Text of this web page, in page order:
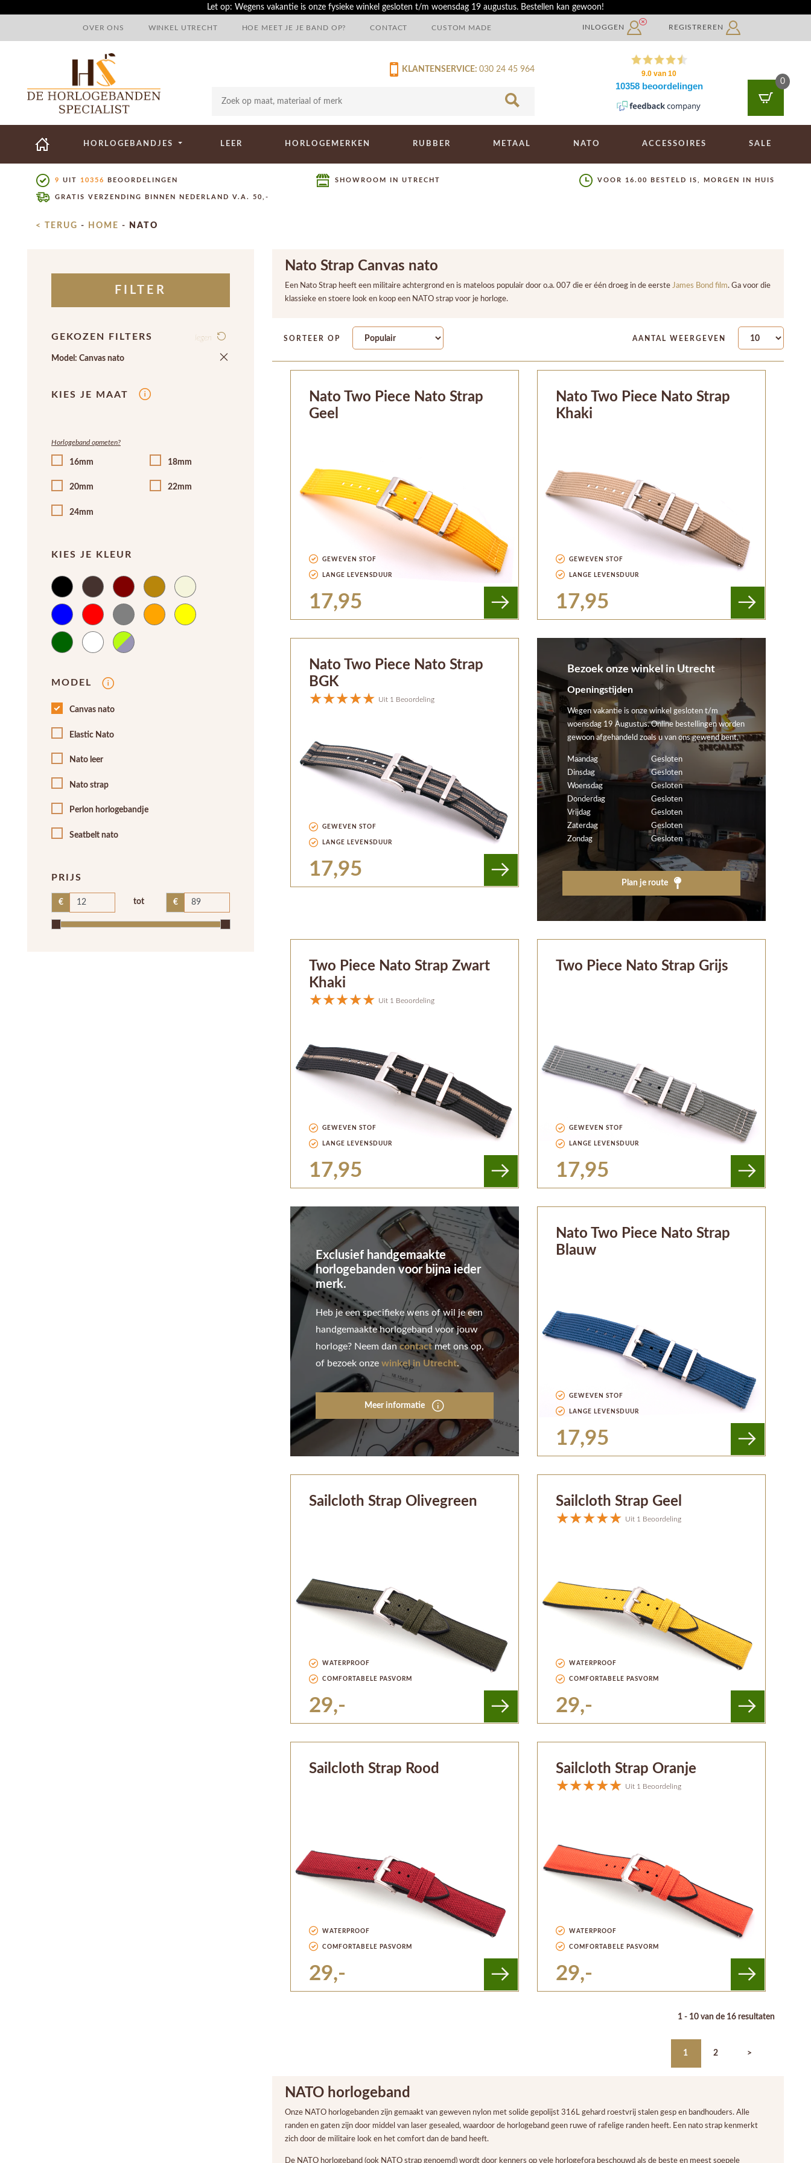
Let op: Wegens vakantie is onze fysieke winkel gesloten t/m woensdag 19 augustus. Bestellen kan gewoon!
OVER ONS WINKEL UTRECHT HOE MEET JE JE BAND OP? CONTACT CUSTOM MADE INLOGGEN REGISTREREN
030 24 45 964
KLANTENSERVICE:
0
HORLOGEBANDJES LEER HORLOGEMERKEN RUBBER METAAL NATO ACCESSOIRES SALE
9 UIT 10356 BEOORDELINGEN SHOWROOM IN UTRECHT VOOR 16.00 BESTELD IS, MORGEN IN HUIS
GRATIS VERZENDING BINNEN NEDERLAND V.A. 50,-
< TERUG - HOME - NATO
FILTER
GEKOZEN FILTERS legen
Model: Canvas nato
KIES JE MAAT
Horlogeband opmeten?
16mm 18mm
20mm 22mm
24mm
KIES JE KLEUR
MODEL
Canvas nato
Elastic Nato
Nato leer
Nato strap
Perlon horlogebandje
Seatbelt nato
PRIJS
€ tot €
Nato Strap Canvas nato
Een Nato Strap heeft een militaire achtergrond en is mateloos populair door o.a. 007 die er één droeg in de eersteJames Bond film. Ga voor die
klassieke en stoere look en koop een NATO strap voor je horloge.
SORTEER OP AANTAL WEERGEVEN
Nato Two Piece Nato Strap
Geel
GEWEVEN STOF
LANGE LEVENSDUUR
17,95
Nato Two Piece Nato Strap
Khaki
GEWEVEN STOF
LANGE LEVENSDUUR
17,95
Nato Two Piece Nato Strap
BGK
Uit 1 Beoordeling
GEWEVEN STOF
LANGE LEVENSDUUR
17,95
Bezoek onze winkel in Utrecht
Openingstijden
Wegen vakantie is onze winkel gesloten t/m
woensdag 19 Augustus. Online bestellingen worden
gewoon afgehandeld zoals u van ons gewend bent.
Maandag
Gesloten
Dinsdag
Gesloten
Woensdag
Gesloten
Donderdag
Gesloten
Vrijdag
Gesloten
Zaterdag
Gesloten
Zondag
Gesloten
Plan je route
Two Piece Nato Strap Zwart
Khaki
Uit 1 Beoordeling
GEWEVEN STOF
LANGE LEVENSDUUR
17,95
Two Piece Nato Strap Grijs
GEWEVEN STOF
LANGE LEVENSDUUR
17,95
Exclusief handgemaakte
horlogebanden voor bijna ieder
merk.
Heb je een specifieke wens of wil je een
handgemaakte horlogeband voor jouw
horloge? Neem dancontactmet ons op,
of bezoek onzewinkel in Utrecht.
Meer informatie
Nato Two Piece Nato Strap
Blauw
GEWEVEN STOF
LANGE LEVENSDUUR
17,95
Sailcloth Strap Olivegreen
WATERPROOF
COMFORTABELE PASVORM
29,-
Sailcloth Strap Geel
Uit 1 Beoordeling
WATERPROOF
COMFORTABELE PASVORM
29,-
Sailcloth Strap Rood
WATERPROOF
COMFORTABELE PASVORM
29,-
Sailcloth Strap Oranje
Uit 1 Beoordeling
WATERPROOF
COMFORTABELE PASVORM
29,-
1 - 10 van de 16 resultaten
1 2 >
NATO horlogeband
Onze NATO horlogebanden zijn gemaakt van geweven nylon met solide gepolijst 316L gehard roestvrij stalen gesp en bandhouders. Alle
randen en gaten zijn door middel van laser gesealed, waardoor de horlogeband geen ruwe of rafelige randen heeft. Een nato strap kenmerkt
zich door de militaire look en het comfort dan de band heeft.
De NATO horlogeband (ook NATO strap genoemd) wordt door kenners op vele horlogefora beschouwd als de beste en meest soepele